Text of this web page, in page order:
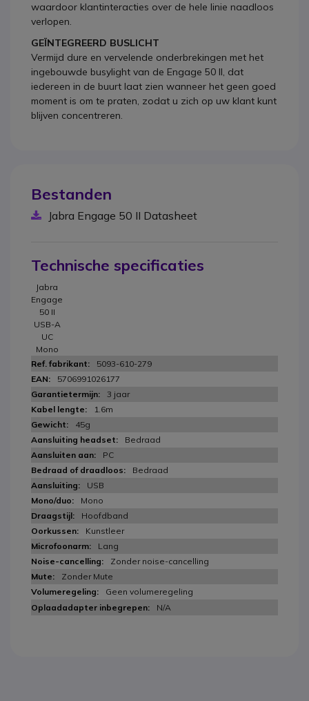
waardoor klantinteracties over de hele linie naadloos
verlopen.
GEÏNTEGREERD BUSLICHT
Vermijd dure en vervelende onderbrekingen met het
ingebouwde busylight van de Engage 50 II, dat
iedereen in de buurt laat zien wanneer het geen goed
moment is om te praten, zodat u zich op uw klant kunt
blijven concentreren.
Bestanden
Jabra Engage 50 II Datasheet
Technische specificaties
Jabra
Engage
50 II
USB-A
UC
Mono
5093-610-279
5706991026177
3 jaar
1.6m
45g
Bedraad
PC
Bedraad
USB
Mono
Hoofdband
Kunstleer
Lang
Zonder noise-cancelling
Zonder Mute
Geen volumeregeling
N/A